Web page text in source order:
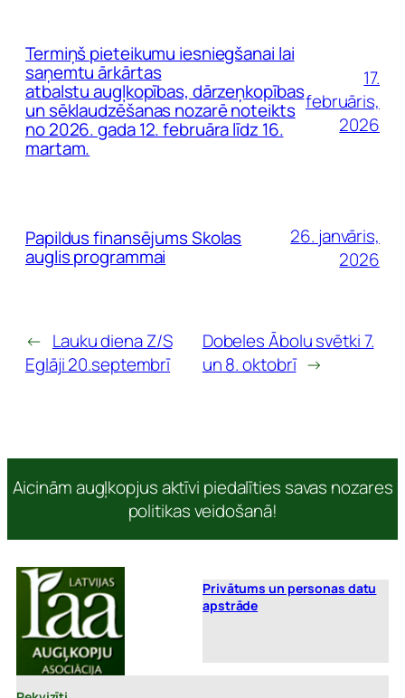
Termiņš pieteikumu iesniegšanai lai
saņemtu ārkārtas
atbalstu augļkopības, dārzeņkopības
un sēklaudzēšanas nozarē noteikts
no 2026. gada 12. februāra līdz 16.
martam.
17.
februāris,
2026
Papildus finansējums Skolas
auglis programmai
26. janvāris,
2026
← Lauku diena Z/S
Eglāji 20.septembrī
Dobeles Ābolu svētki 7.
un 8. oktobrī →
Aicinām augļkopjus aktīvi piedalīties savas nozares
politikas veidošanā!
Privātums un personas datu
apstrāde